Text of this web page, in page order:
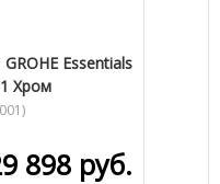
Essentials
Хром
)
898 руб.